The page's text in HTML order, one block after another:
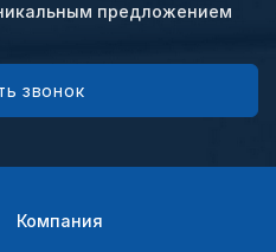
предложением
звонок
Компания